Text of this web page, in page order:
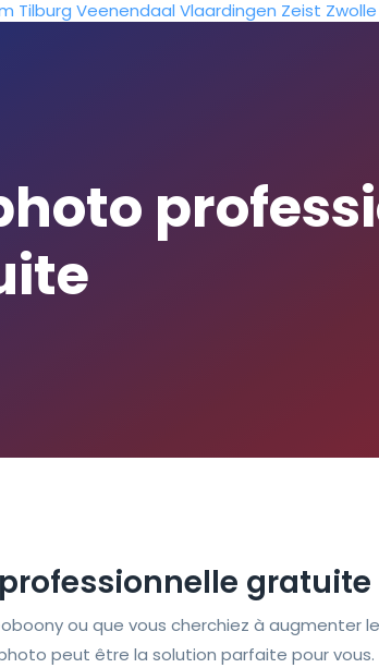
Tilburg Veenendaal Vlaardingen Zeist Zwolle
gratuite
ou que vous cherchiez à augmenter le
peut être la solution parfaite pour vous.